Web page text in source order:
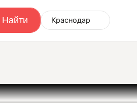
Краснодар